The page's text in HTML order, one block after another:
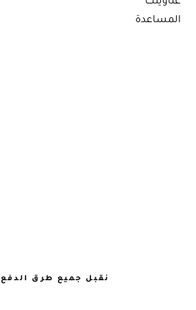
المساعدة
نقبل جميع طرق الدفع WE ACCEPT ALL PAYMENT MATHODS